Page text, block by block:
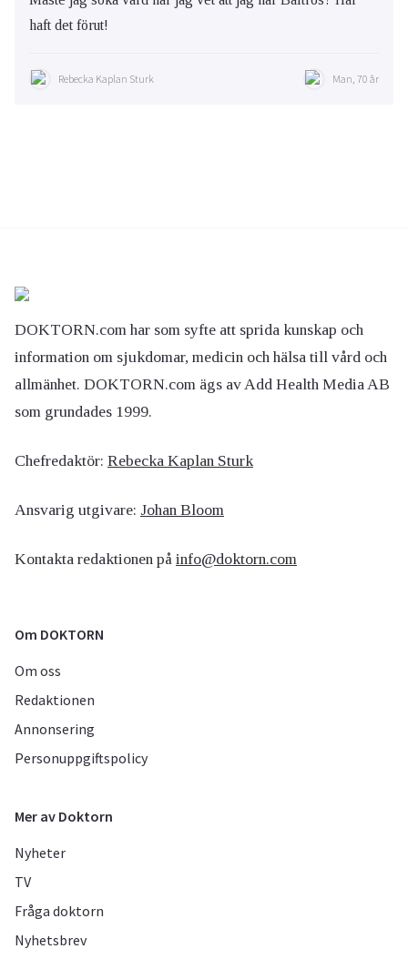
haft det förut!
Rebecka Kaplan Sturk Man, 70 år
DOKTORN.com har som syfte att sprida kunskap och
information om sjukdomar, medicin och hälsa till vård och
allmänhet. DOKTORN.com ägs av Add Health Media AB
som grundades 1999.
Chefredaktör: Rebecka Kaplan Sturk
Ansvarig utgivare: Johan Bloom
Kontakta redaktionen på info@doktorn.com
Om DOKTORN
Om oss
Redaktionen
Annonsering
Personuppgiftspolicy
Mer av Doktorn
Nyheter
TV
Fråga doktorn
Nyhetsbrev